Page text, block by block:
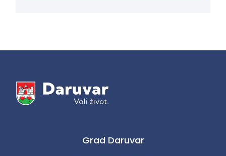
Grad Daruvar